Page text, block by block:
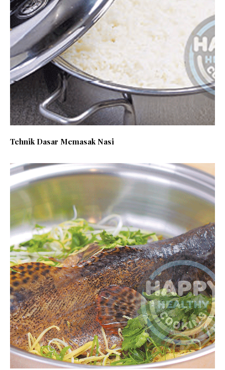
Tehnik Dasar Memasak Nasi